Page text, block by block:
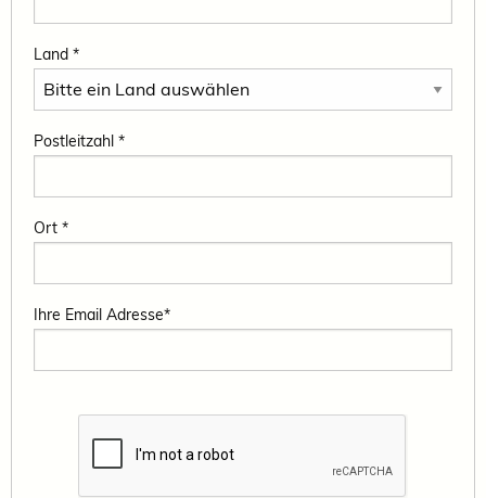
Land *
Postleitzahl *
Ort *
Ihre Email Adresse*